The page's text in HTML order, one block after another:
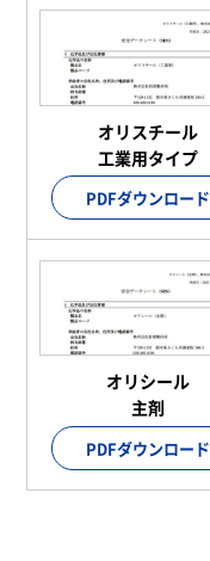
オリスチール
工業用タイプ
PDFダウンロード
オリシール
主剤
PDFダウンロード